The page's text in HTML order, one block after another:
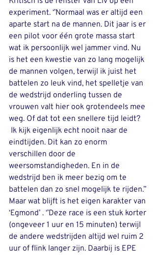
experiment. ‘’Normaal was er altijd een
aparte start na de mannen. Dit jaar is er
een pilot voor één grote massa start
wat ik persoonlijk wel jammer vind. Nu
is het een kwestie van zo lang mogelijk
de mannen volgen, terwijl ik juist het
battelen zo leuk vind, het spelletje van
de wedstrijd onderling tussen de
vrouwen valt hier ook grotendeels mee
weg. Of dat tot een snellere tijd leidt?
Ik kijk eigenlijk echt nooit naar de
eindtijden. Dit kan zo enorm
verschillen door de
weersomstandigheden. En in de
wedstrijd ben ik meer bezig om te
battelen dan zo snel mogelijk te rijden.’’
Maar wat blijft is het eigen karakter van
‘Egmond’ . ‘’Deze race is een stuk korter
(ongeveer 1 uur en 15 minuten) terwijl
de andere wedstrijden altijd wel ruim 2
uur of flink langer zijn. Daarbij is EPE